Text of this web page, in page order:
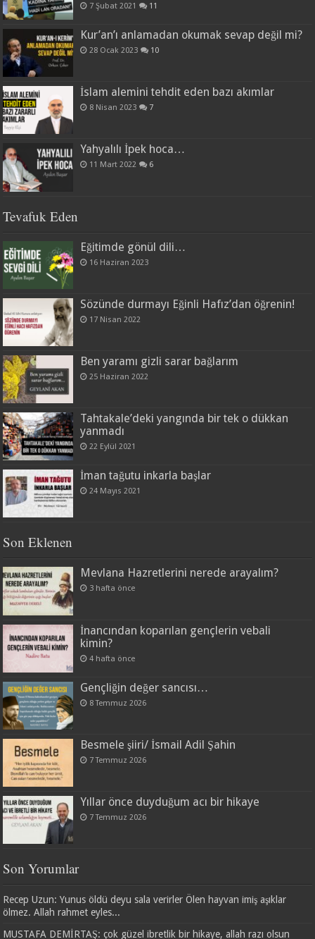
7 Şubat 2021 11
Kur’an’ı anlamadan okumak sevap değil mi?
28 Ocak 2023 10
İslam alemini tehdit eden bazı akımlar
8 Nisan 2023 7
Yahyalılı İpek hoca…
11 Mart 2022 6
Tevafuk Eden
Eğitimde gönül dili…
16 Haziran 2023
Sözünde durmayı Eğinli Hafız’dan öğrenin!
17 Nisan 2022
Ben yaramı gizli sarar bağlarım
25 Haziran 2022
Tahtakale’deki yangında bir tek o dükkan
yanmadı
22 Eylül 2021
İman tağutu inkarla başlar
24 Mayıs 2021
Son Eklenen
Mevlana Hazretlerini nerede arayalım?
3 hafta önce
İnancından koparılan gençlerin vebali
kimin?
4 hafta önce
Gençliğin değer sancısı…
8 Temmuz 2026
Besmele şiiri/ İsmail Adil Şahin
7 Temmuz 2026
Yıllar önce duyduğum acı bir hikaye
7 Temmuz 2026
Son Yorumlar
Recep Uzun: Yunus öldü deyu sala verirler Ölen hayvan imiş aşıklar
ölmez. Allah rahmet eyles...
MUSTAFA DEMİRTAŞ: çok güzel ibretlik bir hikaye, allah razı olsun